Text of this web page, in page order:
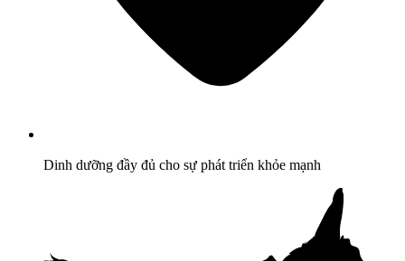
Dinh dưỡng đầy đủ cho sự phát triển khỏe mạnh